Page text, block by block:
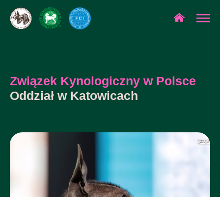
Związek Kynologiczny w Polsce
Oddział w Katowicach